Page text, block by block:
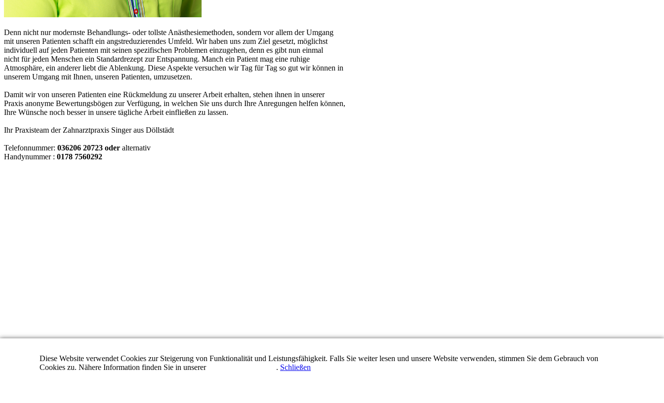
Denn nicht nur modernste Behandlungs- oder tollste Anästhesiemethoden, sondern vor allem der Umgang
mit unseren Patienten schafft ein angstreduzierendes Umfeld. Wir haben uns zum Ziel gesetzt, möglichst
individuell auf jeden Patienten mit seinen spezifischen Problemen einzugehen, denn es gibt nun einmal
nicht für jeden Menschen ein Standardrezept zur Entspannung. Manch ein Patient mag eine ruhige
Atmosphäre, ein anderer liebt die Ablenkung. Diese Aspekte versuchen wir Tag für Tag so gut wir können in
unserem Umgang mit Ihnen, unseren Patienten, umzusetzen.
Damit wir von unseren Patienten eine Rückmeldung zu unserer Arbeit erhalten, stehen ihnen in unserer
Praxis anonyme Bewertungsbögen zur Verfügung, in welchen Sie uns durch Ihre Anregungen helfen können,
Ihre Wünsche noch besser in unsere tägliche Arbeit einfließen zu lassen.
Ihr Praxisteam der Zahnarztpraxis Singer aus Döllstädt
Telefonnummer: 036206 20723 oder alternativ
Handynummer : 0178 7560292
Diese Website verwendet Cookies zur Steigerung von Funktionalität und Leistungsfähigkeit. Falls Sie weiter lesen und unsere Website verwenden, stimmen Sie dem Gebrauch von
Cookies zu. Nähere Information finden Sie in unserer
. Schließen